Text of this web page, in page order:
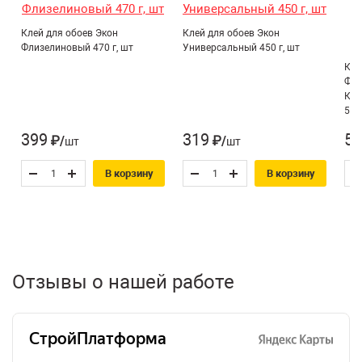
Рукоятка: Пластик
Клей для обоев Экон
Флизелиновый 470 г, шт
399 ₽/шт
В корзину
Клей для обоев Экон
Универсальный 450 г, шт
319 ₽/шт
В корзину
Отзывы о нашей работе